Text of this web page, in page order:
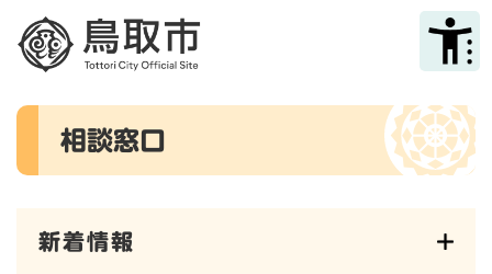
メニューを飛ばして本文へ
本
相談窓口
新着情報